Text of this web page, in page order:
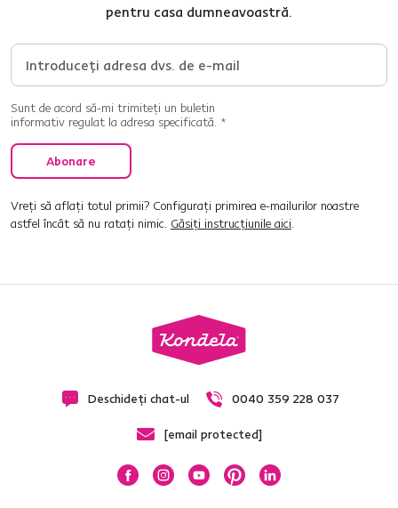
pentru casa dumneavoastră.
Sunt de acord să-mi trimiteți un buletin
informativ regulat la adresa specificată. *
Abonare
Vreți să aflați totul primii? Configurați primirea e-mailurilor noastre
astfel încât să nu ratați nimic. Găsiți instrucțiunile aici.
Deschideți chat-ul 0040 359 228 037
[email protected]